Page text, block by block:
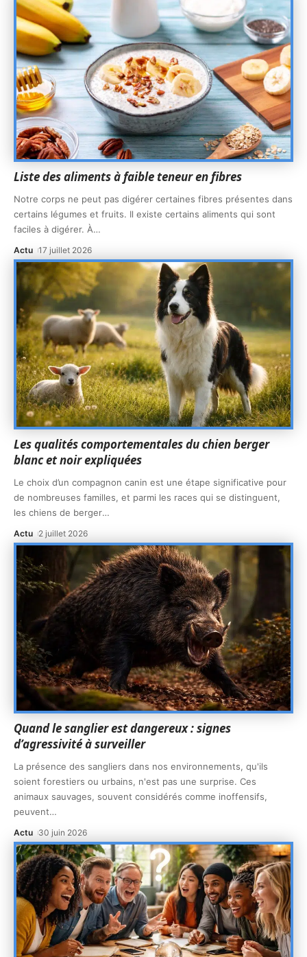
Liste des aliments à faible teneur en fibres
Notre corps ne peut pas digérer certaines fibres présentes dans
certains légumes et fruits. Il existe certains aliments qui sont
faciles à digérer. À…
Actu 17 juillet 2026
Les qualités comportementales du chien berger
blanc et noir expliquées
Le choix d’un compagnon canin est une étape significative pour
de nombreuses familles, et parmi les races qui se distinguent,
les chiens de berger…
Actu 2 juillet 2026
Quand le sanglier est dangereux : signes
d’agressivité à surveiller
La présence des sangliers dans nos environnements, qu'ils
soient forestiers ou urbains, n'est pas une surprise. Ces
animaux sauvages, souvent considérés comme inoffensifs,
peuvent…
Actu 30 juin 2026